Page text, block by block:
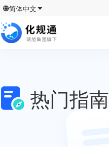
简体中文
热门指南